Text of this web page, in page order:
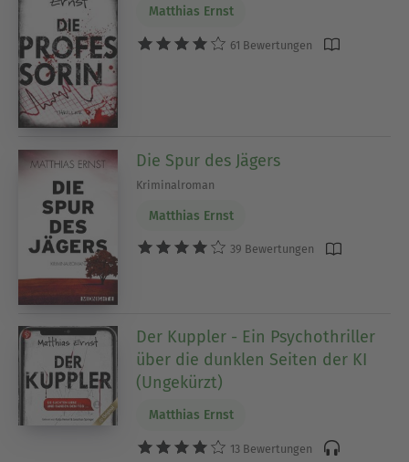
Matthias Ernst
61 Bewertungen
Die Spur des Jägers
Kriminalroman
Matthias Ernst
39 Bewertungen
Der Kuppler - Ein Psychothriller
über die dunklen Seiten der KI
(Ungekürzt)
Matthias Ernst
13 Bewertungen